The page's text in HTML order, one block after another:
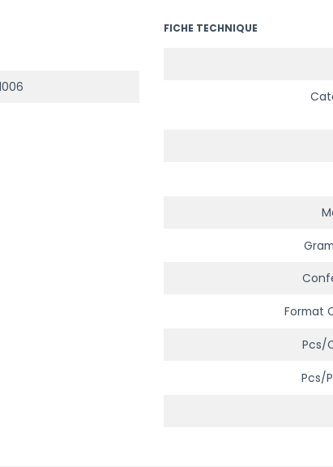
FICHE TECHNIQUE
Format
Pcs/
Pcs/